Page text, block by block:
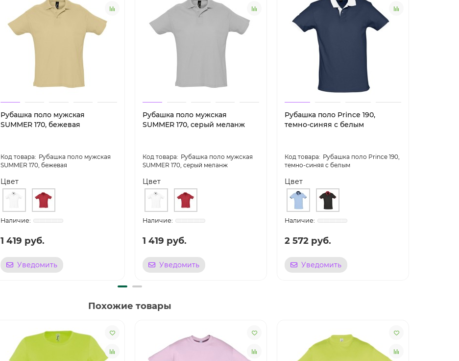
Рубашка поло мужская
SUMMER 170, бежевая
Рубашка поло мужская
SUMMER 170, бежевая
Цвет
1 419 руб.
Уведомить
Рубашка поло мужская
SUMMER 170, серый меланж
Рубашка поло мужская
SUMMER 170, серый меланж
Цвет
1 419 руб.
Уведомить
Рубашка поло Prince 190,
темно-синяя с белым
Рубашка поло Prince 190,
темно-синяя с белым
Цвет
2 572 руб.
Уведомить
Похожие товары